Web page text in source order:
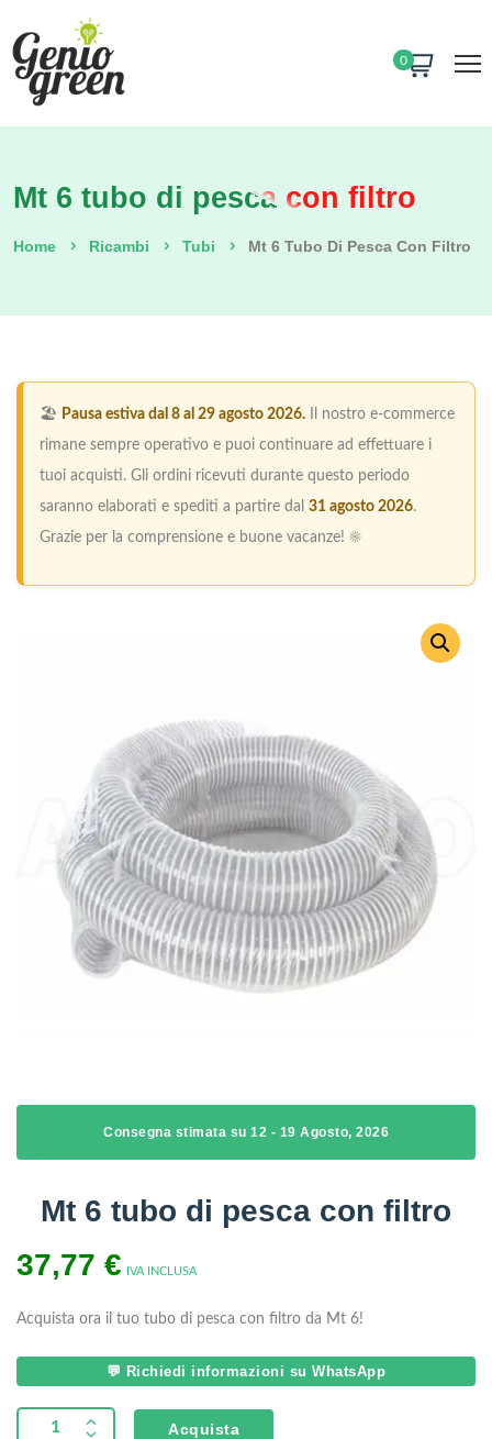
0
Mt 6 tubo di pesca con filtro
Home Ricambi Tubi Mt 6 Tubo Di Pesca Con Filtro
🏖️ Pausa estiva dal 8 al 29 agosto 2026. Il nostro e-commerce
rimane sempre operativo e puoi continuare ad effettuare i
tuoi acquisti. Gli ordini ricevuti durante questo periodo
saranno elaborati e spediti a partire dal 31 agosto 2026.
Grazie per la comprensione e buone vacanze! ☀️
Consegna stimata su 12 - 19 Agosto, 2026
Mt 6 tubo di pesca con filtro
37,77 € IVA INCLUSA
Acquista ora il tuo tubo di pesca con filtro da Mt 6!
💬 Richiedi informazioni su WhatsApp
Acquista